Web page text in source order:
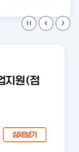
지원(점
상세보기